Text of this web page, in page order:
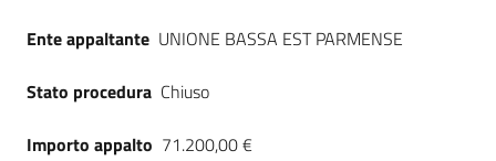
site
Ente appaltante UNIONE BASSA EST PARMENSE
Stato procedura Chiuso
Importo appalto 71.200,00 €